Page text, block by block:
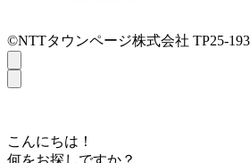
©NTTタウンページ株式会社 TP25-193
こんにちは！
何をお探しですか？